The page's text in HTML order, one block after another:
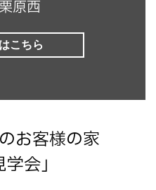
原西
こちら
お客様の家
学会」